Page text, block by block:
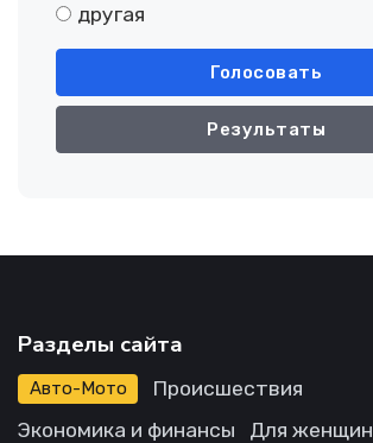
другая
Голосовать
Результаты
Разделы сайта
Авто-Мото
Происшествия
Экономика и финансы
Для женщин